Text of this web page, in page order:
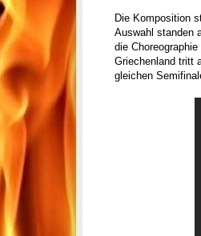
Die Komposition
Auswahl standen
die
Griechenland tritt
gleichen